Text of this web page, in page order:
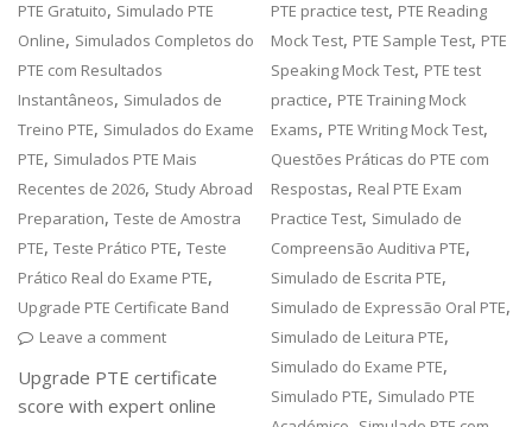
PTE Gratuito, Simulado PTE
Online, Simulados Completos do
PTE com Resultados
Instantâneos, Simulados de
Treino PTE, Simulados do Exame
PTE, Simulados PTE Mais
Recentes de 2026, Study Abroad
Preparation,Teste de Amostra
PTE,Teste Prático PTE,Teste
Prático Real do Exame PTE,
Upgrade PTE Certificate Band
Leave a comment
Upgrade PTE certificate
score with expert online
PTE practice test, PTE Reading
Mock Test, PTE Sample Test, PTE
Speaking Mock Test, PTE test
practice, PTE Training Mock
Exams, PTE Writing Mock Test,
Questões Práticas do PTE com
Respostas, Real PTE Exam
Practice Test, Simulado de
Compreensão Auditiva PTE,
Simulado de Escrita PTE,
Simulado de Expressão Oral PTE,
Simulado de Leitura PTE,
Simulado do Exame PTE,
Simulado PTE, Simulado PTE